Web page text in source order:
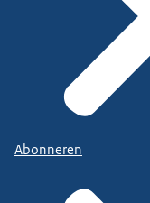
Abonneren